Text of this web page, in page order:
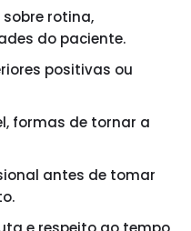
rotina,
do paciente.
positivas ou
formas de tornar a
antes de tomar